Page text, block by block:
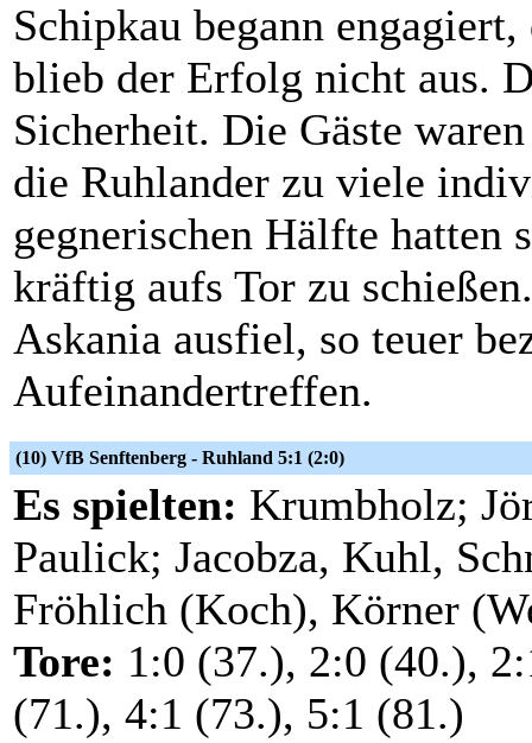
Schipkau begann
blieb der Erfolg nicht aus.
Sicherheit. Die Gäste
die Ruhlander zu viele
gegnerischen Hälfte hatten
kräftig aufs Tor zu
Askania ausfiel, so teuer
Aufeinandertreffen.
(10) VfB Senftenberg - Ruhland 5:1 (2:0)
Es spielten: Krumbholz;
Paulick; Jacobza, Kuhl,
Fröhlich (Koch), Körner
Tore: 1:0 (37.), 2:0 (40.),
(71.), 4:1 (73.), 5:1 (81.)